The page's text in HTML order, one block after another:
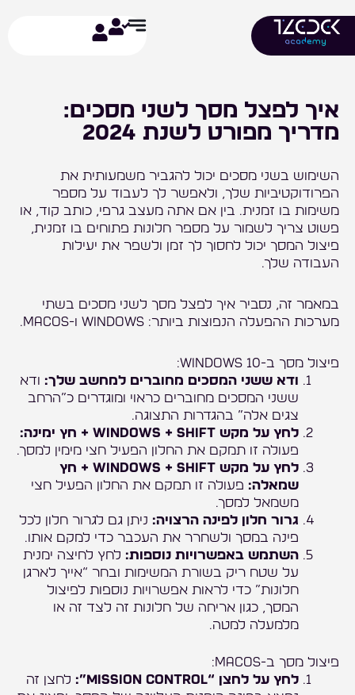
דילוג
לתוכן
איך לפצל מסך לשני מסכים:
מדריך מפורט לשנת 2024
השימוש בשני מסכים יכול להגביר משמעותית את
הפרודוקטיביות שלך, ולאפשר לך לעבוד על מספר
משימות בו זמנית. בין אם אתה מעצב גרפי, כותב קוד, או
פשוט צריך לשמור על מספר חלונות פתוחים בו זמנית,
פיצול המסך יכול לחסוך לך זמן ולשפר את יעילות
העבודה שלך.
במאמר זה, נסביר איך לפצל מסך לשני מסכים בשתי
מערכות ההפעלה הנפוצות ביותר: Windows ו-macOS.
פיצול מסך ב-Windows 10:
ודא ששני המסכים מחוברים למחשב שלך: ודא
ששני המסכים מחוברים כראוי ומוגדרים כ”הרחב
צגים אלה” בהגדרות התצוגה.
לחץ על מקש Windows + Shift + חץ ימינה:
פעולה זו תמקם את החלון הפעיל חצי מימין למסך.
לחץ על מקש Windows + Shift + חץ
שמאלה: פעולה זו תמקם את החלון הפעיל חצי
משמאל למסך.
גרור חלון לפינה הרצויה: ניתן גם לגרור חלון לכל
פינה במסך ולשחרר את העכבר כדי למקם אותו.
השתמש באפשרויות נוספות: לחץ לחיצה ימנית
על שטח ריק בשורת המשימות ובחר “אייך לארגן
חלונות” כדי לראות אפשרויות נוספות לפיצול
המסך, כגון אריחה של חלונות זה לצד זה או
מלמעלה למטה.
פיצול מסך ב-macOS:
לחץ על לחצן “Mission Control”:
לחצן זה